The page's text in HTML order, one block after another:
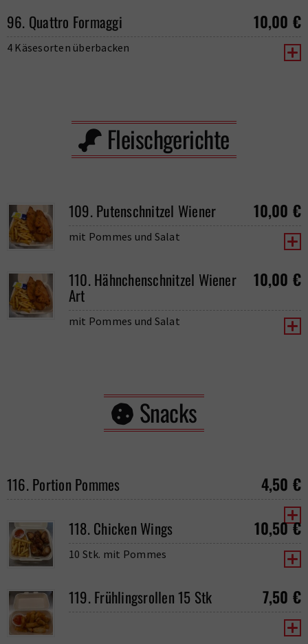
96. Quattro Formaggi 10,00 €
4 Käsesorten überbacken
Fleischgerichte
109. Putenschnitzel Wiener 10,00 €
mit Pommes und Salat
110. Hähnchenschnitzel Wiener
Art
10,00 €
mit Pommes und Salat
Snacks
116. Portion Pommes 4,50 €
118. Chicken Wings 10,50€
10 Stk. mit Pommes
119. Frühlingsrollen 15 Stk 7,50 €